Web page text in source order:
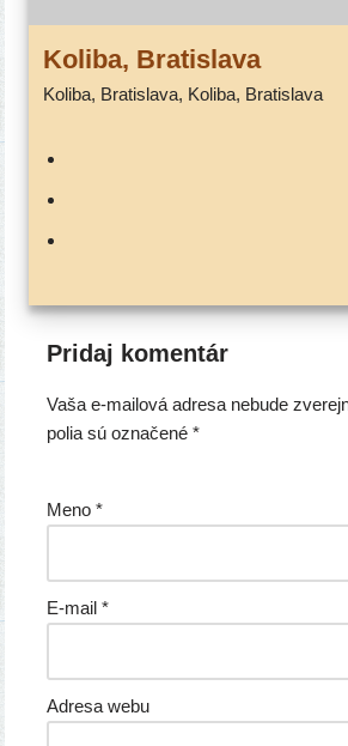
Koliba, Bratislava
Koliba, Bratislava, Koliba, Bratislava
Pridaj komentár
Vaša e-mailová adresa nebude
polia sú označené*
Meno*
E-mail*
Adresa webu